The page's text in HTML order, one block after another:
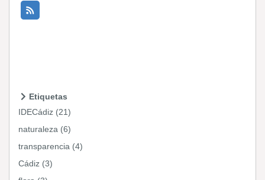
Etiquetas
IDECádiz (21)
naturaleza (6)
transparencia (4)
Cádiz (3)